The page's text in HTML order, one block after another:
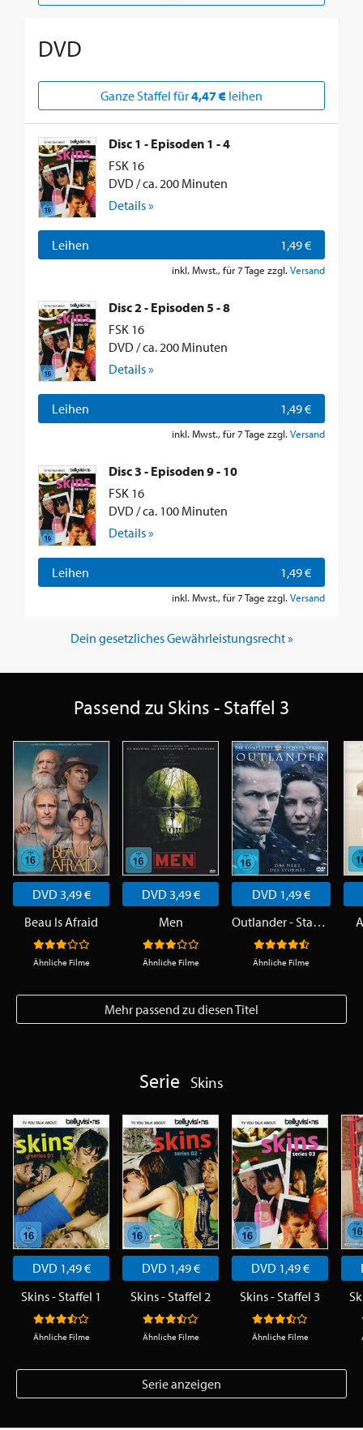
DVD
Ganze Staffel für4,47 € leihen
Disc 1 - Episoden 1 - 4
FSK 16
DVD / ca. 200 Minuten
Details »
Leihen 1,49 €
inkl. Mwst., für 7 Tage zzgl. Versand
Disc 2 - Episoden 5 - 8
FSK 16
DVD / ca. 200 Minuten
Details »
Leihen 1,49 €
inkl. Mwst., für 7 Tage zzgl. Versand
Disc 3 - Episoden 9 - 10
FSK 16
DVD / ca. 100 Minuten
Details »
Leihen 1,49 €
inkl. Mwst., für 7 Tage zzgl. Versand
Dein gesetzliches Gewährleistungsrecht »
Passend zu Skins - Staffel 3
DVD 3,49 €
Beau Is Afraid
Ähnliche Filme
DVD 3,49 €
Men
Ähnliche Filme
DVD 1,49 €
Outlander - Staffel 6
Ähnliche Filme
Mehr passend zu diesen Titel
Serie Skins
DVD 1,49 €
Skins - Staffel 1
Ähnliche Filme
DVD 1,49 €
Skins - Staffel 2
Ähnliche Filme
DVD 1,49 €
Skins - Staffel 3
Ähnliche Filme
Serie anzeigen